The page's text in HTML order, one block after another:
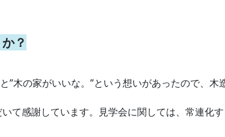
？
”木の家がいいな。”という想いがあったので、
て感謝しています。見学会に関しては、常連化